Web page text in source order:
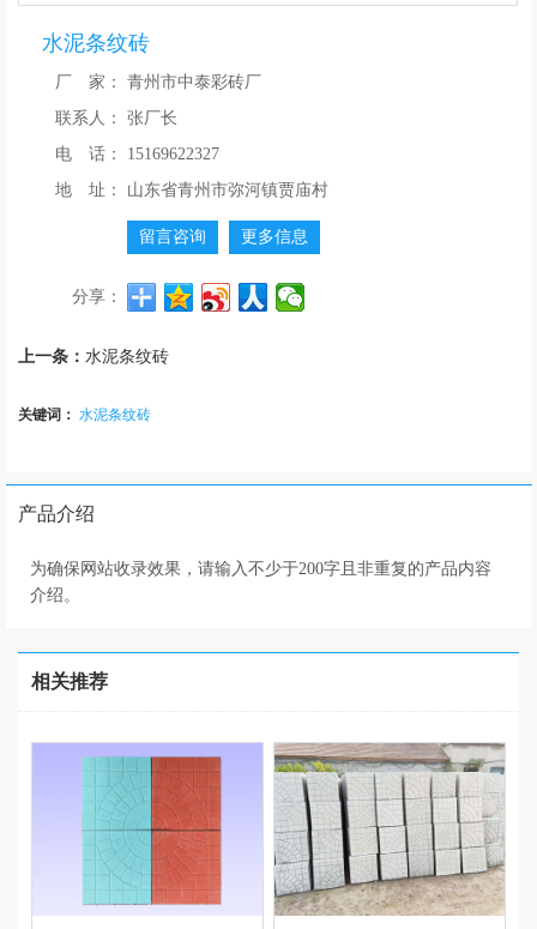
水泥条纹砖
厂 家：
青州市中泰彩砖厂
联系人：
张厂长
电 话：
15169622327
地 址：
山东省青州市弥河镇贾庙村
留言咨询 更多信息
分享：
上一条：水泥条纹砖
关键词：水泥条纹砖
产品介绍
为确保网站收录效果，请输入不少于200字且非重复的产品内容
介绍。
相关推荐